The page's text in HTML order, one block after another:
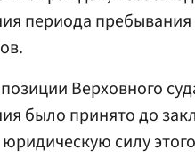
периода
Верховного
было принято до
силу